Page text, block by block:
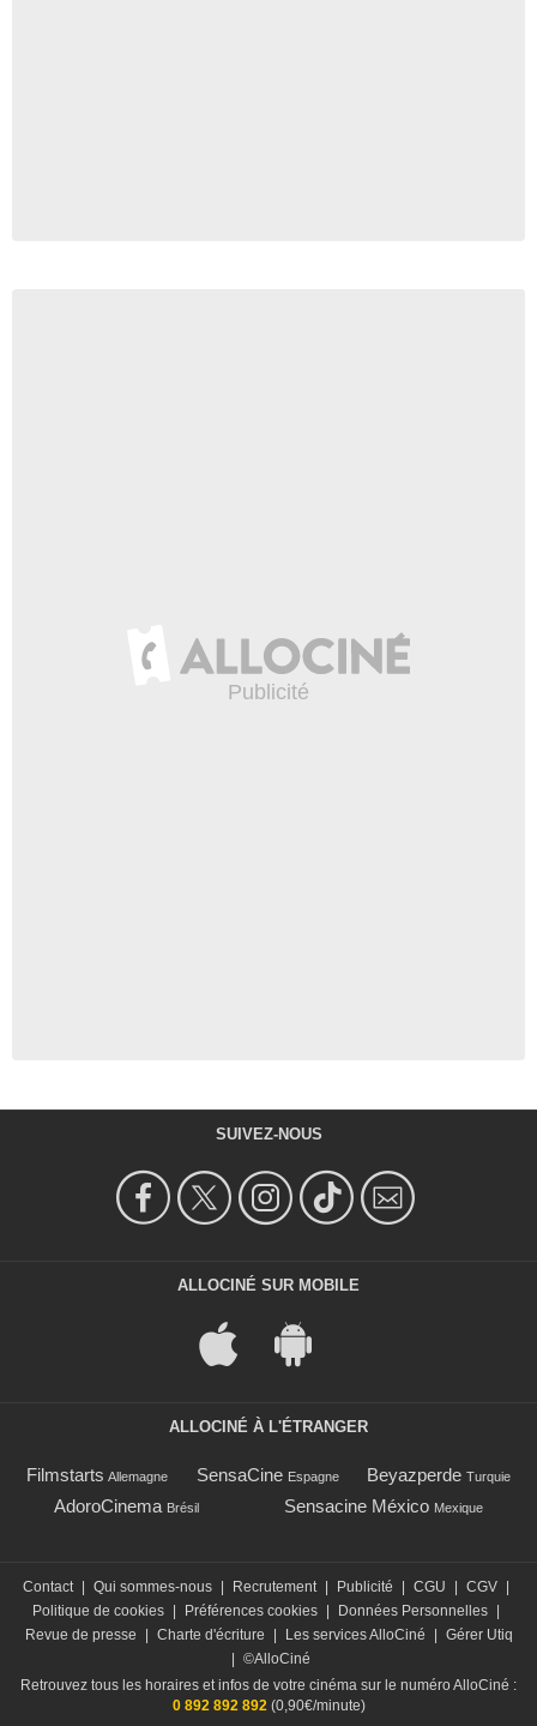
SUIVEZ-NOUS
ALLOCINÉ SUR MOBILE
ALLOCINÉ À L'ÉTRANGER
Filmstarts Allemagne SensaCine Espagne Beyazperde Turquie
AdoroCinema Brésil Sensacine México Mexique
Contact Qui sommes-nous Recrutement Publicité CGU CGV
Politique de cookies
Préférences cookies Données Personnelles
Revue de presse
Charte d'écriture Les services AlloCiné
Gérer Utiq
©AlloCiné
Retrouvez tous les horaires et infos de votre cinéma sur le numéro AlloCiné :
0 892 892 892(0,90€/minute)